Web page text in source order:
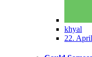
khyal
22.